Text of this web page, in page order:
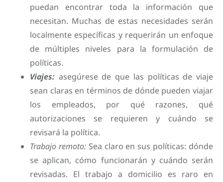
puedan encontrar toda la información que
necesitan. Muchas de estas necesidades serán
localmente específicas y requerirán un enfoque
de múltiples niveles para la formulación de
políticas.
Viajes: asegúrese de que las políticas de viaje
sean claras en términos de dónde pueden viajar
los empleados, por qué razones, qué
autorizaciones se requieren y cuándo se
revisará la política.
Trabajo remoto:Sea claro en sus políticas: dónde
se aplican, cómo funcionarán y cuándo serán
revisadas. El trabajo a domicilio es raro en